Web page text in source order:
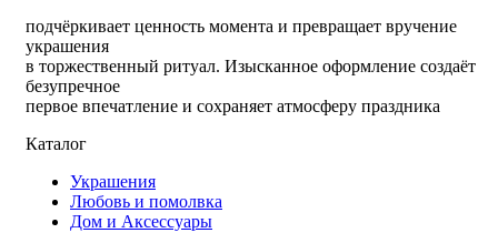
подчёркивает ценность момента и превращает вручение
украшения
в торжественный ритуал. Изысканное оформление создаёт
безупречное
первое впечатление и сохраняет атмосферу праздника
Каталог
Украшения
Любовь и помолвка
Дом и Аксессуары